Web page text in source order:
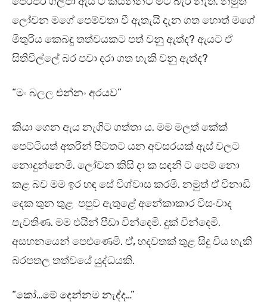
ලෝචන මගේ පෙම්වතා වී ඇතැයි දැන ගත හොත් මගේ
මිතුරිය කෙබඳු තත්වයකට පත් වනු ඇත්ද? ඇයට ඒ
සිතිවිල්ලේ බර පවා දරා ගත හැකි වනු ඇත්ද?
“මං බලල එන්නං අරයව”
කියා ගෙන ඇය නැගිට ගත්තා ය. මම මලත් කේක්
පෙට්ටියත් අතරින් පිටතට යන අවසරයක් ඇස් වලට
නොදුන්නෙමි. ලෝචන කිසි දා ක සඳනි ට පෙම් නො
කළ බව මම ඉර හඳ සේ විශ්වාස කරමි. නමුත් ඒ විනාඩි
දෙක තුන තුළ පපුව ඇතුළේ අනේකාකාර විසංවාද
පැවතිණ. මම එයින් පීඩා වින්දෙමි. දුක් වින්දෙමි.
අසහනයෙන් පෙළුණෙමි. ඒ, හදවතක් තුළ සිදු විය හැකි
බරපතල තත්වයේ යුද්ධයකි.
“කෝ…මේ දෙන්නම නැද්ද…”